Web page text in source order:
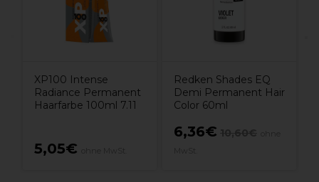
XP100 Intense
Radiance Permanent
Haarfarbe 100ml 7.11
5,05€
Redken Shades EQ
Demi Permanent Hair
Color 60ml
6,36€